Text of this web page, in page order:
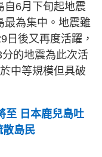
自6月下旬起地震
最為集中。地震雖
日後又再度活躍，
的地震為此次活
中等規模但具破
至 日本鹿兒島吐
散島民